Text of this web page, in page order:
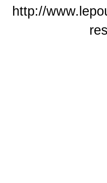
http://